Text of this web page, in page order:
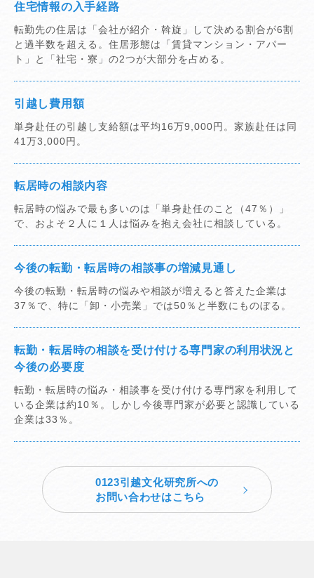
住宅情報の入手経路
転勤先の住居は「会社が紹介・斡旋」して決める割合が6割
と過半数を超える。住居形態は「賃貸マンション・アパー
ト」と「社宅・寮」の2つが大部分を占める。
引越し費用額
単身赴任の引越し支給額は平均16万9,000円。家族赴任は同
41万3,000円。
転居時の相談内容
転居時の悩みで最も多いのは「単身赴任のこと（47％）」
で、およそ２人に１人は悩みを抱え会社に相談している。
今後の転勤・転居時の相談事の増減見通し
今後の転勤・転居時の悩みや相談が増えると答えた企業は
37％で、特に「卸・小売業」では50％と半数にものぼる。
転勤・転居時の相談を受け付ける専門家の利用状況と
今後の必要度
転勤・転居時の悩み・相談事を受け付ける専門家を利用して
いる企業は約10％。しかし今後専門家が必要と認識している
企業は33％。
0123引越文化研究所への
お問い合わせはこちら